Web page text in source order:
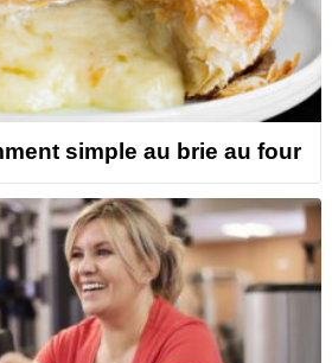
simple au brie au four